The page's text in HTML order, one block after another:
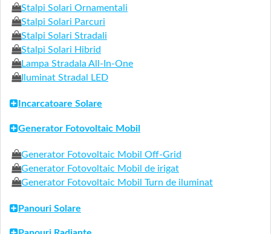
Stalpi Solari Ornamentali
Stalpi Solari Parcuri
Stalpi Solari Stradali
Stalpi Solari Hibrid
Lampa Stradala All-In-One
Iluminat Stradal LED
Incarcatoare Solare
Generator Fotovoltaic Mobil
Generator Fotovoltaic Mobil Off-Grid
Generator Fotovoltaic Mobil de irigat
Generator Fotovoltaic Mobil Turn de iluminat
Panouri Solare